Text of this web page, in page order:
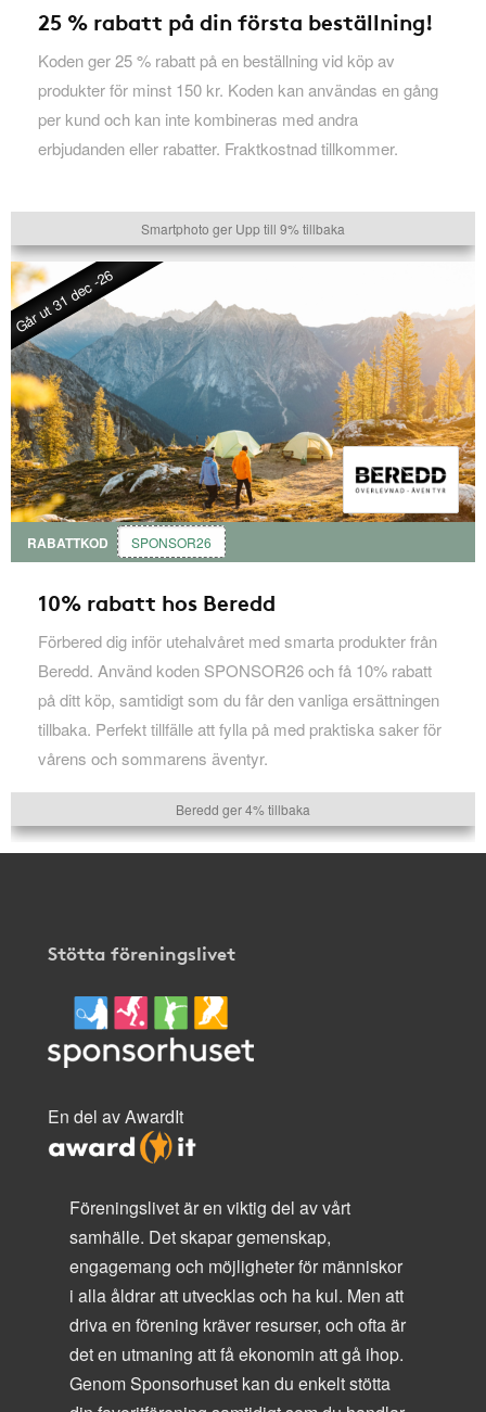
25 % rabatt på din första beställning!
Koden ger 25 % rabatt på en beställning vid köp av
produkter för minst 150 kr. Koden kan användas en gång
per kund och kan inte kombineras med andra
erbjudanden eller rabatter. Fraktkostnad tillkommer.
Smartphoto ger Upp till 9% tillbaka
Går ut 31 dec -26
RABATTKOD SPONSOR26
10% rabatt hos Beredd
Förbered dig inför utehalvåret med smarta produkter från
Beredd. Använd koden SPONSOR26 och få 10% rabatt
på ditt köp, samtidigt som du får den vanliga ersättningen
tillbaka. Perfekt tillfälle att fylla på med praktiska saker för
vårens och sommarens äventyr.
Beredd ger 4% tillbaka
Stötta föreningslivet
En del av AwardIt
Föreningslivet är en viktig del av vårt
samhälle. Det skapar gemenskap,
engagemang och möjligheter för människor
i alla åldrar att utvecklas och ha kul. Men att
driva en förening kräver resurser, och ofta är
det en utmaning att få ekonomin att gå ihop.
Genom Sponsorhuset kan du enkelt stötta